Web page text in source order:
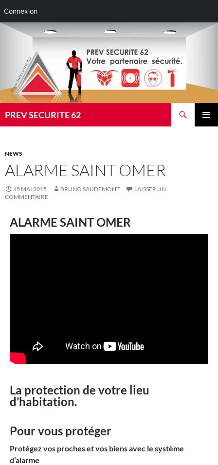
Connexion
Aller
PREV SECURITE 62
NEWS
ALARME SAINT OMER
15 MAI 2015 BRUNO SAUDEMONT
LAISSER UN
COMMENTAIRE
ALARME SAINT OMER
La protection de votre lieu
d’habitation.
Pour vous protéger
Protégez vos proches et vos biens avec le système
d’alarme